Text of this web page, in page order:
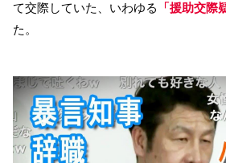
て交際していた、いわゆる
「援助交際
た。